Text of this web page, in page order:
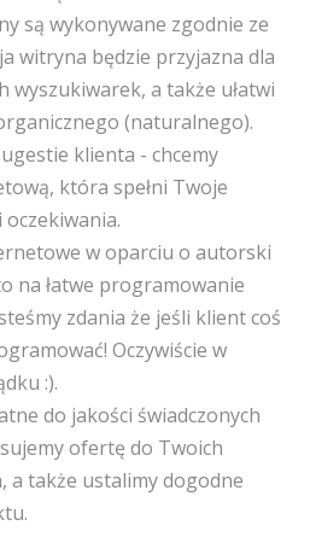
są wykonywane zgodnie ze
witryna będzie przyjazna dla
wyszukiwarek, a także ułatwi
(naturalnego).
klienta - chcemy
która spełni Twoje
w oparciu o autorski
na łatwe programowanie
zdania że jeśli klient coś
Oczywiście w
:).
do jakości świadczonych
ofertę do Twoich
a także ustalimy dogodne